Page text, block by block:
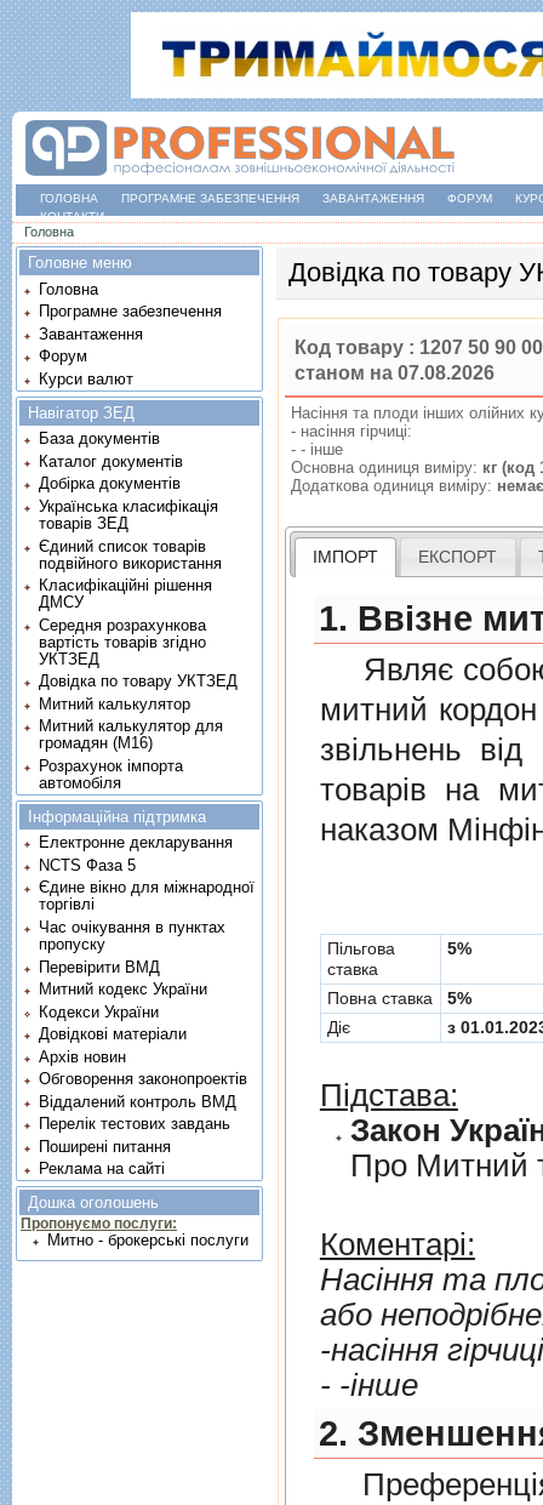
ГОЛОВНА ПРОГРАМНЕ ЗАБЕЗПЕЧЕННЯ ЗАВАНТАЖЕННЯ ФОРУМ
КОНТАКТИ
Ви є тут
Головна
Довідка по товару
Код товару : 1207 50 90 00
станом на 07.08.2026
Насiння та плоди iнших олiйних
- насiння гiрчицi:
- - iнше
Основна одиниця виміру: кг (код
Додаткова одиниця виміру: немає
ІМПОРТ ЕКСПОРТ
1. Ввізне
Являє собою
митний
звiльнень вiд
товарiв на
наказом
Пільгова
ставка
5%
Повна ставка
5%
Діє
з
Підстава:
Закон
Про Митний
Коментарі:
Насiння та
або
-насiння
- -iнше
2.
Головне меню
Головна
Програмне забезпечення
Завантаження
Форум
Курси валют
Навігатор ЗЕД
База документів
Каталог документів
Добірка документів
Українська класифікація
товарів ЗЕД
Єдиний список товарів
подвійного використання
Класифікаційні рішення
ДМСУ
Середня розрахункова
вартість товарів згідно
УКТЗЕД
Довідка по товару УКТЗЕД
Митний калькулятор
Митний калькулятор для
громадян (М16)
Розрахунок імпорта
автомобіля
Інформаційна підтримка
Електронне декларування
NCTS Фаза 5
Єдине вікно для міжнародної
торгівлі
Час очікування в пунктах
пропуску
Перевірити ВМД
Митний кодекс України
Кодекси України
Довідкові матеріали
Архів новин
Обговорення законопроектів
Віддалений контроль ВМД
Перелік тестових завдань
Поширені питання
Реклама на сайті
Дошка оголошень
Пропонуємо послуги:
Митно - брокерські послуги